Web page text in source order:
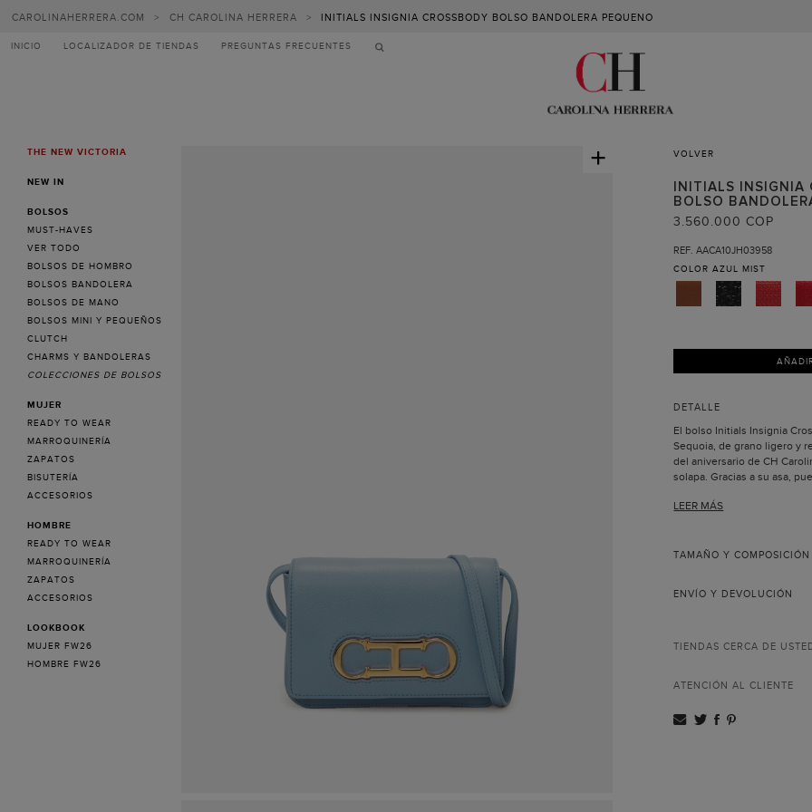
CAROLINAHERRERA.COM > CH CAROLINA HERRERA > INITIALS INSIGNIA CROSSBODY BOLSO BANDOLERA PEQUENO
INICIO LOCALIZADOR DE TIENDAS PREGUNTAS FRECUENTES
MENUTHE NEW VICTORIA
NEW IN
BOLSOS
MUST-HAVES
VER TODO
BOLSOS DE HOMBRO
BOLSOS BANDOLERA
BOLSOS DE MANO
BOLSOS MINI Y PEQUEÑOS
CLUTCH
CHARMS Y BANDOLERAS
COLECCIONES DE BOLSOS
MUJER
READY TO WEAR
MARROQUINERÍA
ZAPATOS
BISUTERÍA
ACCESORIOS
HOMBRE
READY TO WEAR
MARROQUINERÍA
ZAPATOS
ACCESORIOS
LOOKBOOK
MUJER FW26
HOMBRE FW26
+ VOLVER
INITIALS INSIGNIA
BOLSO
3.560.000 COP
REF. AACA10JH03958
COLOR AZUL MIST
DETALLE
El bolso Initials Insignia
Sequoia, de grano ligero y
del aniversario de CH
solapa. Gracias a su asa,
Asa bandolera
Cierre de broche
nuestros productos
La colección Insignia nace
bolso Initials Insignia
artesanos de nuestros
LEER MÁS
TAMAÑO Y COMPOSICIÓN
ENVÍO Y DEVOLUCIÓN
TIENDAS CERCA DE
ATENCIÓN AL CLIENTE